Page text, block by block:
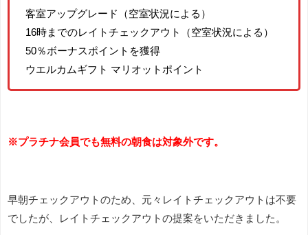
客室アップグレード（空室状況による）
16時までのレイトチェックアウト（空室状況による）
50％ボーナスポイントを獲得
ウエルカムギフト マリオットポイント
※プラチナ会員でも無料の朝食は対象外です。
早朝チェックアウトのため、元々レイトチェックアウトは不要
でしたが、レイトチェックアウトの提案をいただきました。